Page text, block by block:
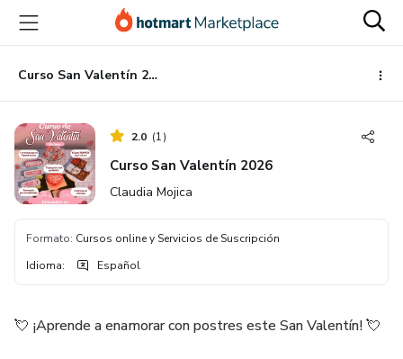
principal
página
de
página
Curso San Valentín 2026
2.0 (1)
Curso San Valentín 2026
Claudia Mojica
Formato: Cursos online y Servicios de Suscripción
Idioma: Español
💘 ¡Aprende a enamorar con postres este San Valentín! 💘